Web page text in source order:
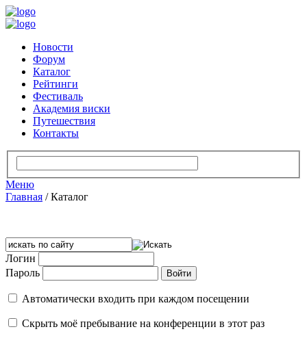
Новости
Форум
Каталог
Рейтинги
Фестиваль
Академия виски
Путешествия
Контакты
Меню
Главная /Каталог
Логин
Пароль
Автоматически входить при каждом посещении
Скрыть моё пребывание на конференции в этот раз